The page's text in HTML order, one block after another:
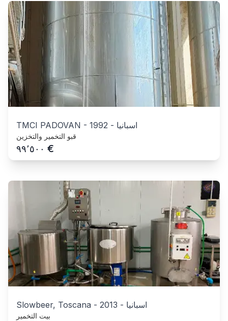
TMCI PADOVAN - 1992 - اسبانيا
قبو التخمير والتخزين
٩٩٬٥٠٠ €
Slowbeer, Toscana - 2013 - اسبانيا
بيت التخمير